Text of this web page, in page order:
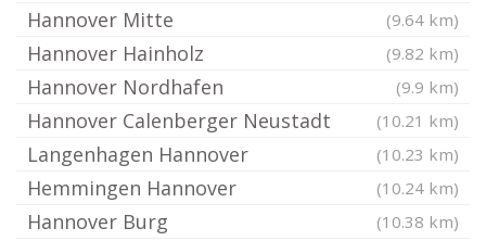
Hannover Mitte (9.64 km)
Hannover Hainholz (9.82 km)
Hannover Nordhafen (9.9 km)
Hannover Calenberger Neustadt (10.21 km)
Langenhagen Hannover (10.23 km)
Hemmingen Hannover (10.24 km)
Hannover Burg (10.38 km)